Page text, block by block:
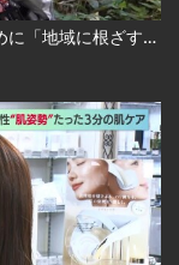
【どさんこWEEKEND】人と社会と地球のために「地域に根ざす！マテリアルの森」